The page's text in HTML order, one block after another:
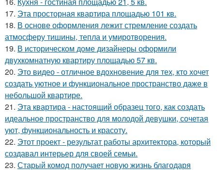
17. Эта просторная квартира площадью 101 кв.
18. В основе оформления лежит стремление создать
атмосферу тишины, тепла и умиротворения.
19. В историческом доме дизайнеры оформили
двухкомнатную квартиру площадью 57 кв.
20. Это видео - отличное вдохновение для тех, кто хочет
создать уютное и функциональное пространство даже в
небольшой квартире.
21. Эта квартира - настоящий образец того, как создать
идеальное пространство для молодой девушки, сочетая
уют, функциональность и красоту.
22. Этот проект - результат работы архитектора, который
создавал интерьер для своей семьи.
23. Старый комод получает новую жизнь благодаря